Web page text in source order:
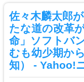
佐々木麟太郎
たな道の改革
命」ソフトバ
むも幼少期か
知） - Yahoo!